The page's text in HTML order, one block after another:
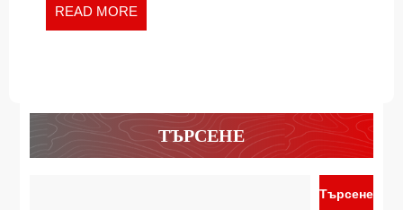
READ MORE
MORE
ТЪРСЕНЕ
Търсене